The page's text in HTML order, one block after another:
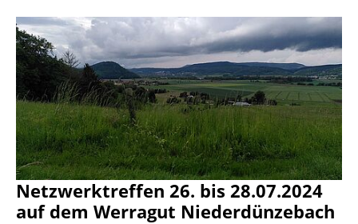
Netzwerktreffen 26. bis 28.07.2024
auf dem Werragut Niederdünzebach